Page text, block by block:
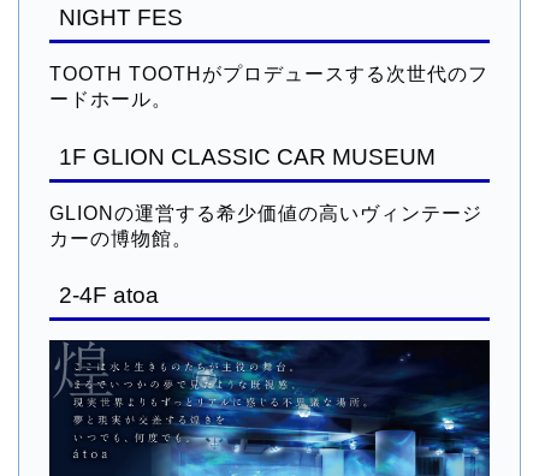
NIGHT FES
TOOTH TOOTHがプロデュースする次世代のフ
ードホール。
1F GLION CLASSIC CAR MUSEUM
GLIONの運営する希少価値の高いヴィンテージ
カーの博物館。
2-4F atoa